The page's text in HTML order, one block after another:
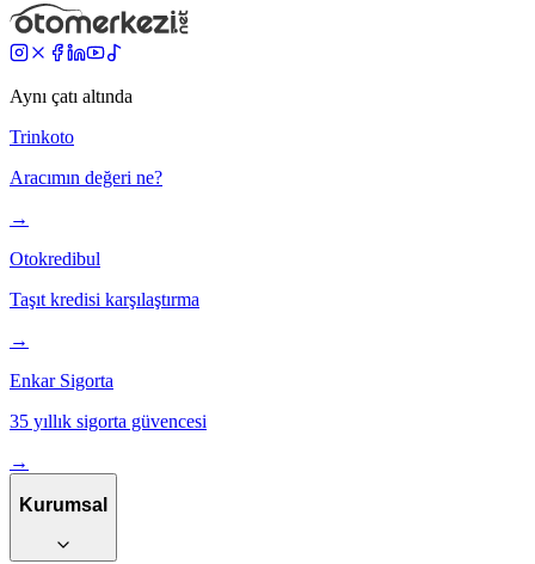
Aynı çatı altında
Trinkoto
Aracımın değeri ne?
→
Otokredibul
Taşıt kredisi karşılaştırma
→
Enkar Sigorta
35 yıllık sigorta güvencesi
→
Kurumsal